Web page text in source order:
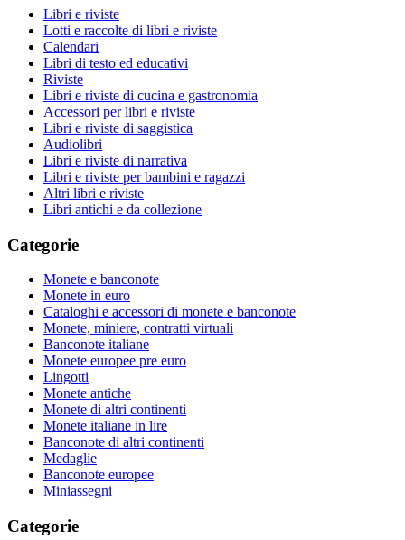
Libri e riviste
Lotti e raccolte di libri e riviste
Calendari
Libri di testo ed educativi
Riviste
Libri e riviste di cucina e gastronomia
Accessori per libri e riviste
Libri e riviste di saggistica
Audiolibri
Libri e riviste di narrativa
Libri e riviste per bambini e ragazzi
Altri libri e riviste
Libri antichi e da collezione
Categorie
Monete e banconote
Monete in euro
Cataloghi e accessori di monete e banconote
Monete, miniere, contratti virtuali
Banconote italiane
Monete europee pre euro
Lingotti
Monete antiche
Monete di altri continenti
Monete italiane in lire
Banconote di altri continenti
Medaglie
Banconote europee
Miniassegni
Categorie